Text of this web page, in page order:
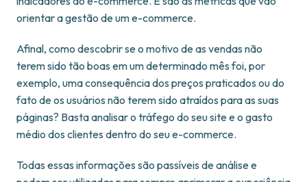
orientar a gestão de um e-commerce.
Afinal, como descobrir se o motivo de as vendas não
terem sido tão boas em um determinado mês foi, por
exemplo, uma consequência dos preços praticados ou do
fato de os usuários não terem sido atraídos para as suas
páginas? Basta analisar o tráfego do seu site e o gasto
médio dos clientes dentro do seu e-commerce.
Todas essas informações são passíveis de análise e